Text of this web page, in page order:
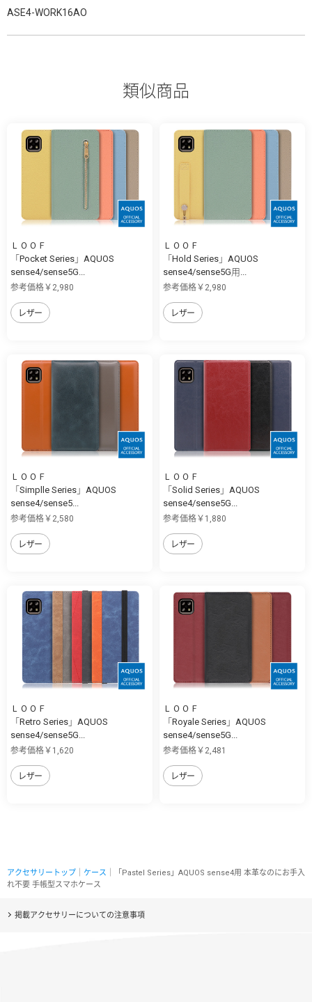
ASE4-WORK16AO
類似商品
ＬＯＯＦ
「Pocket Series」AQUOS
sense4/sense5G...
参考価格￥2,980
レザー
ＬＯＯＦ
「Hold Series」AQUOS
sense4/sense5G用...
参考価格￥2,980
レザー
ＬＯＯＦ
「Simplle Series」AQUOS
sense4/sense5...
参考価格￥2,580
レザー
ＬＯＯＦ
「Solid Series」AQUOS
sense4/sense5G...
参考価格￥1,880
レザー
ＬＯＯＦ
「Retro Series」AQUOS
sense4/sense5G...
参考価格￥1,620
レザー
ＬＯＯＦ
「Royale Series」AQUOS
sense4/sense5G...
参考価格￥2,481
レザー
アクセサリートップ ケース ｜「Pastel Series」AQUOS sense4用 本革なのにお手入
れ不要 手帳型スマホケース
掲載アクセサリーについての注意事項